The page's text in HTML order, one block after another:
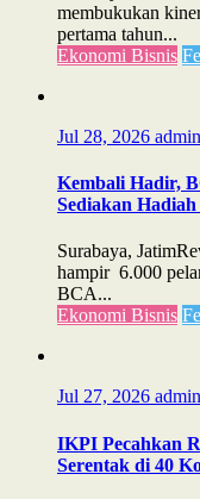
membukukan
pertama tahun...
Ekonomi Bisnis
Jul 28, 2026 admin
Kembali Hadir,
Sediakan
Surabaya,
hampir 6.000
BCA...
Ekonomi Bisnis
Jul 27, 2026 admin
IKPI Pecahkan
Serentak di 40